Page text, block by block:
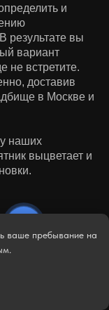
и
результате вы
вариант
не встретите.
доставив
в Москве и
наших
выцветает и
ваше пребывание на